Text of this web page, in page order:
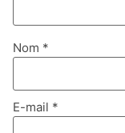
Nom *
E-mail *